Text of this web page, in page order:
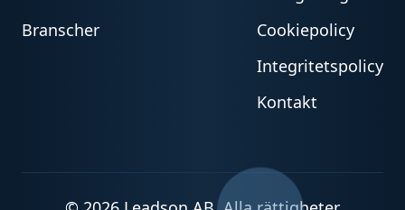
Branscher
Cookiepolicy
Integritetspolicy
Kontakt